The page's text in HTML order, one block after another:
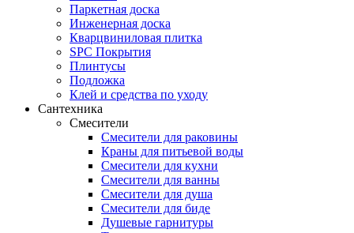
Паркетная доска
Инженерная доска
Кварцвиниловая плитка
SPC Покрытия
Плинтусы
Подложка
Клей и средства по уходу
Сантехника
Смесители
Смесители для раковины
Краны для питьевой воды
Смесители для кухни
Смесители для ванны
Смесители для душа
Смесители для биде
Душевые гарнитуры